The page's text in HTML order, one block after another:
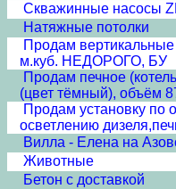
Скважинные насосы
Натяжные потолки
Продам
м.куб. НЕДОРОГО, БУ
Продам печное
(цвет тёмный), объём
Продам установку по
осветлению
Вилла - Елена на
Животные
Бетон с доставкой